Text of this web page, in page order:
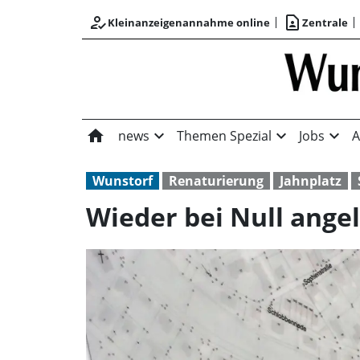
how_to_regKleinanzeigenannahme online contact_page Zentrale
home news expand_more Themen Spezial expand_more Jobs expand_more
Wunstorf Renaturierung Jahnplatz
Wieder bei Null